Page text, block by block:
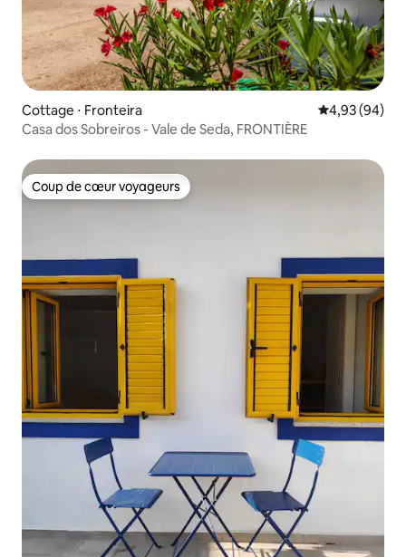
Cottage ⋅ Fronteira Évaluation
4,93 (94)
Casa dos Sobreiros - Vale de Seda, FRONTIÈRE
Coup de cœur voyageurs
Coup de cœur voyageurs